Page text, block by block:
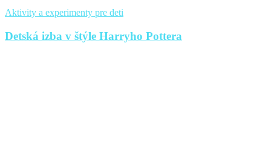
Aktivity a experimenty pre deti
Detská izba v štýle Harryho Pottera